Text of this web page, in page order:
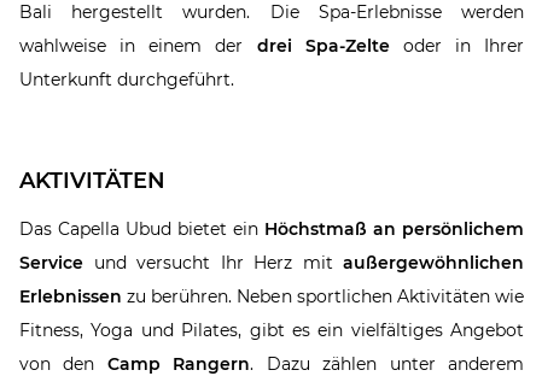
Bali hergestellt wurden. Die Spa-Erlebnisse werden
wahlweise in einem der drei Spa-Zelteoder in Ihrer
Unterkunft durchgeführt.
AKTIVITÄTEN
Das Capella Ubud bietet ein Höchstmaß an persönlichem
Service und versucht Ihr Herz mit außergewöhnlichen
Erlebnissen zu berühren. Neben sportlichen Aktivitäten wie
Fitness, Yoga und Pilates, gibt es ein vielfältiges Angebot
von den Camp Rangern. Dazu zählen unter anderem